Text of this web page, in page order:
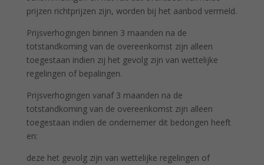
prijzen richtprijzen zijn, worden bij het aanbod vermeld.
Prijsverhogingen binnen 3 maanden na de
totstandkoming van de overeenkomst zijn alleen
toegestaan indien zij het gevolg zijn van wettelijke
regelingen of bepalingen.
Prijsverhogingen vanaf 3 maanden na de
totstandkoming van de overeenkomst zijn alleen
toegestaan indien de ondernemer dit bedongen heeft
en:
deze het gevolg zijn van wettelijke regelingen of